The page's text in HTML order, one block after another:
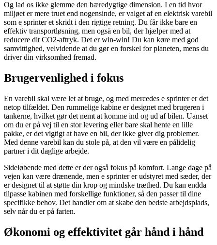
Og lad os ikke glemme den bæredygtige dimension. I en tid hvor
miljøet er mere truet end nogensinde, er valget af en elektrisk varebil
som e sprinter et skridt i den rigtige retning. Du får ikke bare en
effektiv transportløsning, men også en bil, der hjælper med at
reducere dit CO2-aftryk. Det er win-win! Du kan køre med god
samvittighed, velvidende at du gør en forskel for planeten, mens du
driver din virksomhed fremad.
Brugervenlighed i fokus
En varebil skal være let at bruge, og med mercedes e sprinter er det
netop tilfældet. Den rummelige kabine er designet med brugeren i
tankerne, hvilket gør det nemt at komme ind og ud af bilen. Uanset
om du er på vej til en stor levering eller bare skal hente en lille
pakke, er det vigtigt at have en bil, der ikke giver dig problemer.
Med denne varebil kan du stole på, at den vil være en pålidelig
partner i dit daglige arbejde.
Sideløbende med dette er der også fokus på komfort. Lange dage på
vejen kan være drænende, men e sprinter er udstyret med sæder, der
er designet til at støtte din krop og mindske træthed. Du kan endda
tilpasse kabinen med forskellige funktioner, så den passer til dine
specifikke behov. Det handler om at skabe den bedste arbejdsplads,
selv når du er på farten.
Økonomi og effektivitet går hånd i hånd